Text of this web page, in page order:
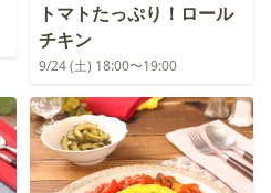
トマトたっぷり！ロール
チキン
9/24 (土) 18:00〜19:00